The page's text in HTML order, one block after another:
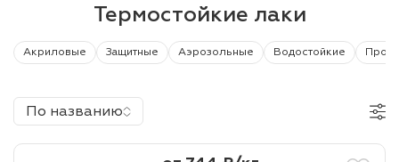
покрытия
и дачи
бетону,
Термостойкие лаки
Акриловые Защитные Аэрозольные Водостойкие
По названию